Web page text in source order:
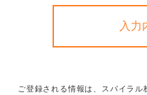
ご登録される情報は、 スパイラル